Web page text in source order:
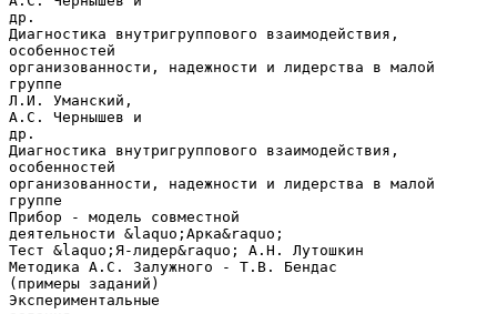
др.
Диагностика внутригруппового взаимодействия,
особенностей
организованности, надежности и лидерства в малой
группе
Л.И. Уманский,
А.С. Чернышев и
др.
Диагностика внутригруппового взаимодействия,
особенностей
организованности, надежности и лидерства в малой
группе
Прибор - модель совместной
деятельности &laquo;Арка&raquo;
Тест &laquo;Я-лидер&raquo; А.Н. Лутошкин
Методика А.С. Залужного - Т.В. Бендас
(примеры заданий)
Экспериментальные